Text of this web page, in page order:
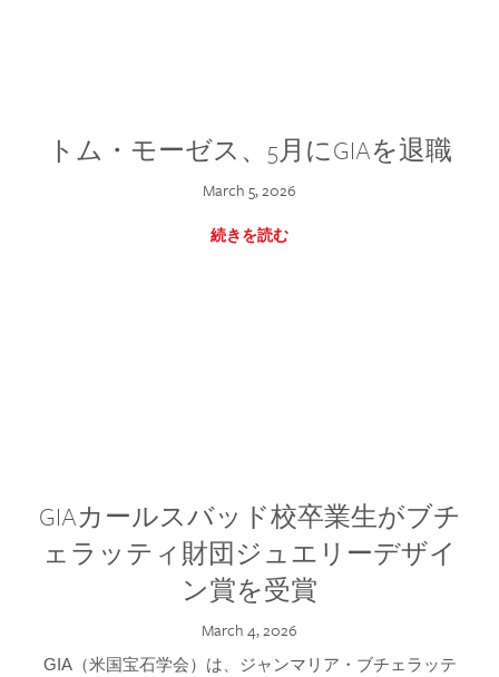
トム・モーゼス、5月にGIAを退職
March 5, 2026
続きを読む
GIAカールスバッド校卒業生がブチ
ェラッティ財団ジュエリーデザイ
ン賞を受賞
March 4, 2026
GIA（米国宝石学会）は、ジャンマリア・ブチェラッテ